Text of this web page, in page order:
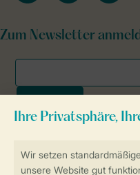
Sicher und schnell
Zum Newsletter